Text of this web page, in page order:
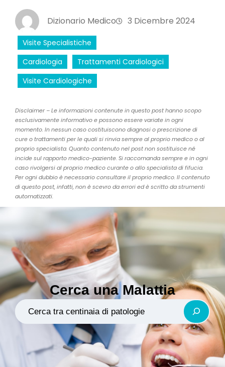
Dizionario Medico 3 Dicembre 2024
Visite Specialistiche
Cardiologia
Trattamenti Cardiologici
Visite Cardiologiche
Disclaimer – Le informazioni contenute in questo post hanno scopo
esclusivamente informativo e possono essere variate in ogni
momento. In nessun caso costituiscono diagnosi o prescrizione di
cure o trattamenti per le quali si rinvia sempre al proprio medico o al
proprio specialista. Quanto contenuto nel post non sostituisce né
incide sul rapporto medico-paziente. Si raccomanda sempre e in ogni
caso rivolgersi al proprio medico curante o allo specialista di fifucia.
Per ogni dubbio è necessario consultare il proprio medico. Il contenuto
di questo post, infatti, non è scevro da errori ed è scritto da strumenti
automatizzati.
Cerca una Malattia
Search